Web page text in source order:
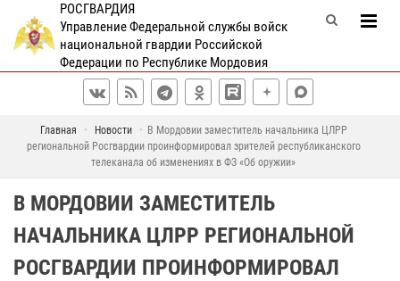
РОСГВАРДИЯ
Управление Федеральной службы войск
национальной гвардии Российской
Федерации по Республике Мордовия
Главная Новости
В Мордовии заместитель начальника ЦЛРР
региональной Росгвардии проинформировал зрителей республиканского
телеканала об изменениях в ФЗ «Об оружии»
В МОРДОВИИ ЗАМЕСТИТЕЛЬ
НАЧАЛЬНИКА ЦЛРР РЕГИОНАЛЬНОЙ
РОСГВАРДИИ ПРОИНФОРМИРОВАЛ